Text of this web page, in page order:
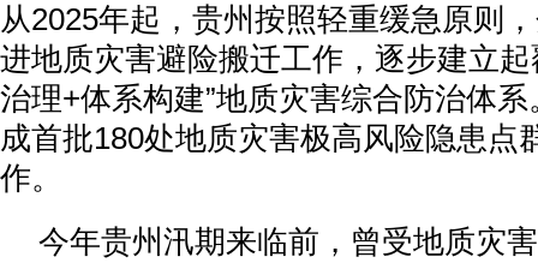
从2025年起，贵州按照轻重缓急原则
进地质灾害避险搬迁工作，逐步建立起
治理+体系构建”地质灾害综合防治体
成首批180处地质灾害极高风险隐患点
作。
今年贵州汛期来临前，曾受地质灾